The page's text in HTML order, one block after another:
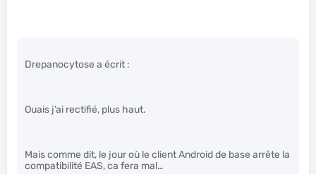
Drepanocytose a écrit :
Ouais j’ai rectifié, plus haut.
Mais comme dit, le jour où le client Android de base arrête la
compatibilité EAS, ca fera mal…